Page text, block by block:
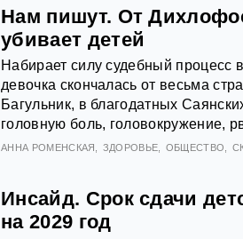
Нам пишут. От
убивает детей
Набирает силу судебный процесс
девочка скончалась от весьма
Багульник, в благодатных
головную боль, головокружение,
АННА РОМЕНСКАЯ ЗДОРОВЬЕ ОБЩЕСТВО
Инсайд. Срок сдачи
на 2029 год